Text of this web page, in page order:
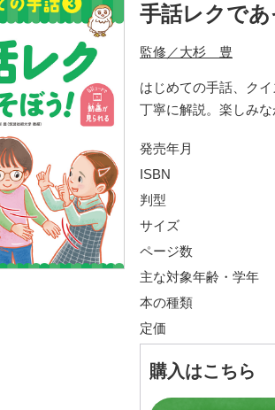
手話レクであ
監修／大杉 豊
はじめての手話、ク
丁寧に解説。楽しみな
発売年月
ISBN
判型
サイズ
ページ数
主な対象年齢・学年
本の種類
定価
購入はこちら